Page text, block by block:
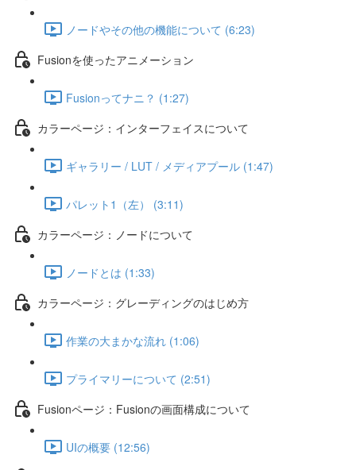
ノードやその他の機能について (6:23)
Fusionを使ったアニメーション
Fusionってナニ？ (1:27)
カラーページ：インターフェイスについて
ギャラリー / LUT / メディアプール (1:47)
パレット1（左） (3:11)
カラーページ：ノードについて
ノードとは (1:33)
カラーページ：グレーディングのはじめ方
作業の大まかな流れ (1:06)
プライマリーについて (2:51)
Fusionページ：Fusionの画面構成について
UIの概要 (12:56)